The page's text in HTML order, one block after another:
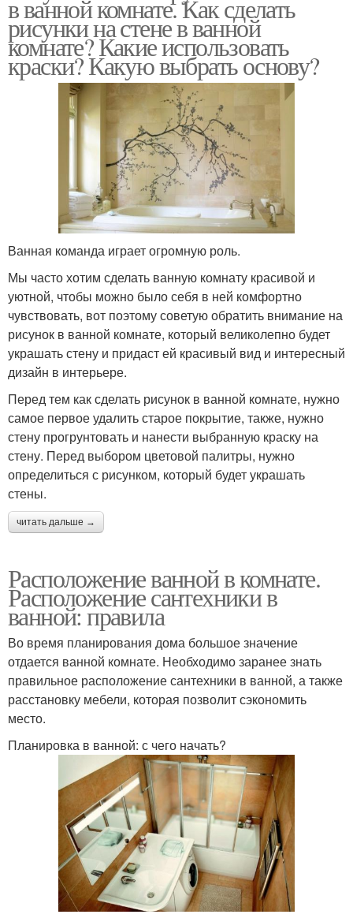
в ванной комнате. Как сделать
рисунки на стене в ванной
комнате? Какие использовать
краски? Какую выбрать основу?
Ванная команда играет огромную роль.
Мы часто хотим сделать ванную комнату красивой и
уютной, чтобы можно было себя в ней комфортно
чувствовать, вот поэтому советую обратить внимание на
рисунок в ванной комнате, который великолепно будет
украшать стену и придаст ей красивый вид и интересный
дизайн в интерьере.
Перед тем как сделать рисунок в ванной комнате, нужно
самое первое удалить старое покрытие, также, нужно
стену прогрунтовать и нанести выбранную краску на
стену. Перед выбором цветовой палитры, нужно
определиться с рисунком, который будет украшать
стены.
читать дальше →
Расположение ванной в комнате.
Расположение сантехники в
ванной: правила
Во время планирования дома большое значение
отдается ванной комнате. Необходимо заранее знать
правильное расположение сантехники в ванной, а также
расстановку мебели, которая позволит сэкономить
место.
Планировка в ванной: с чего начать?